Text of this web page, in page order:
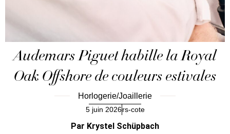
Audemars Piguet habille la Royal
Oak Offshore de couleurs estivales
Horlogerie/Joaillerie
5 juin 2026rs-cote
Par Krystel Schüpbach